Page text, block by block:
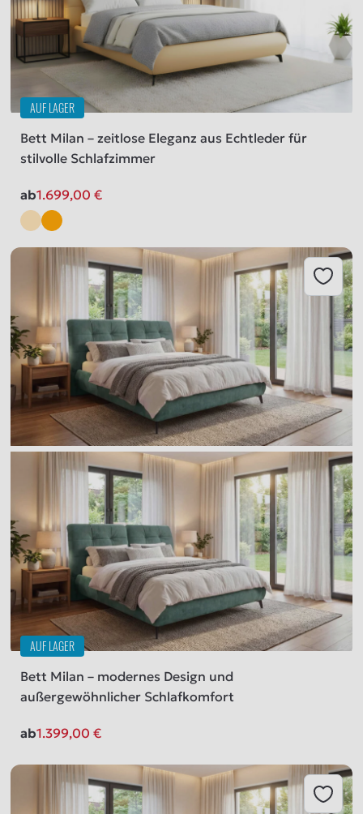
AUF LAGER
Bett Milan – zeitlose Eleganz aus Echtleder für
stilvolle Schlafzimmer
ab1.699,00€
AUF LAGER
Bett Milan – modernes Design und
außergewöhnlicher Schlafkomfort
ab1.399,00€